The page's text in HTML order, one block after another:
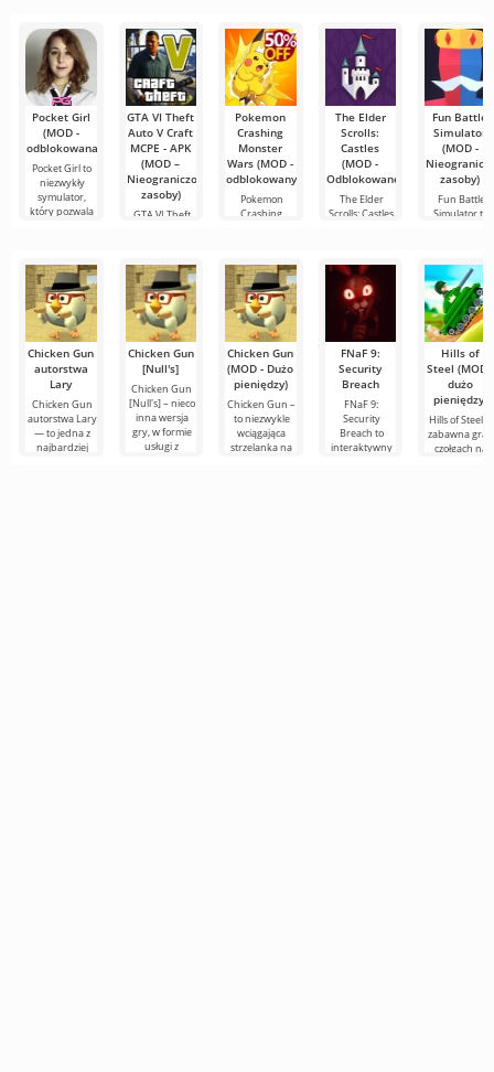
Pocket Girl
(MOD -
odblokowana)
Pocket Girl to
niezwykły
symulator,
który pozwala
GTA VI Theft
Auto V Craft
MCPE - APK
(MOD –
Nieograniczone
zasoby)
GTA VI Theft
Pokemon
Crashing
Monster
Wars (MOD -
odblokowany)
Pokemon
Crashing
The Elder
Scrolls:
Castles
(MOD -
Odblokowane)
The Elder
Scrolls: Castles
Fun Battle
Simulator
(MOD -
zasoby)
Fun Battle
Simulator to
Chicken Gun
autorstwa
Lary
Chicken Gun
autorstwa Lary
— to jedna z
najbardziej
Chicken Gun
[Null's]
Chicken Gun
[Null's] – nieco
inna wersja
gry, w formie
usługi z
Chicken Gun
(MOD - Dużo
pieniędzy)
Chicken Gun –
to niezwykle
wciągająca
strzelanka na
FNaF 9:
Security
Breach
FNaF 9:
Security
Breach to
interaktywny
Hills of
Steel (MOD -
dużo
pieniędzy)
Hills of Steel to
zabawna gra o
czołgach na